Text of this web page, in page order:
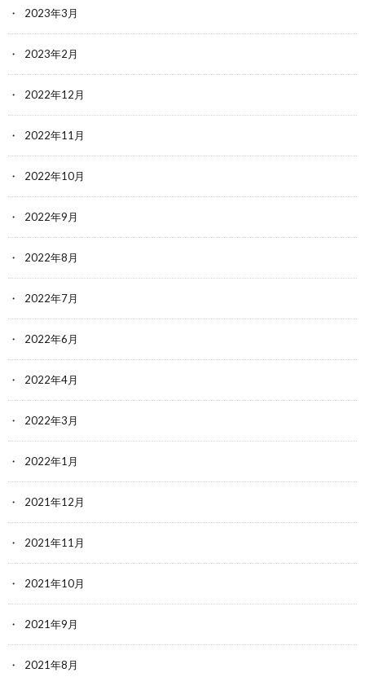
2023年3月
2023年2月
2022年12月
2022年11月
2022年10月
2022年9月
2022年8月
2022年7月
2022年6月
2022年4月
2022年3月
2022年1月
2021年12月
2021年11月
2021年10月
2021年9月
2021年8月